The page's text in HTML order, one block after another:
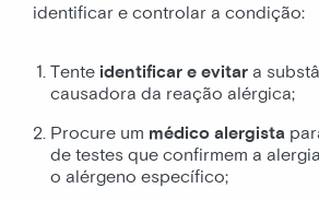
identificar e controlar a condição:
Tente identificar e evitar a
causadora da reação alérgica;
Procure um médico alergista
de testes que confirmem a
o alérgeno específico;